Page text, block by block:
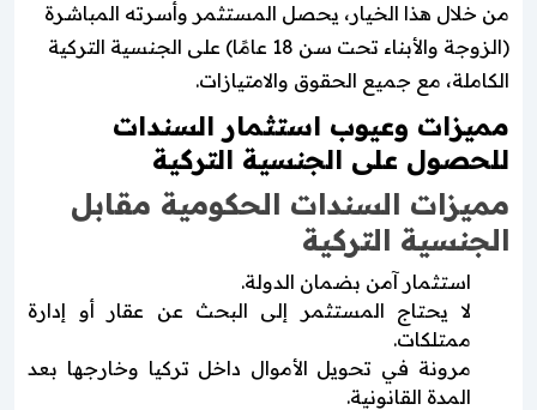
من خلال هذا الخيار، يحصل المستثمر وأسرته المباشرة
(الزوجة والأبناء تحت سن 18 عامًا) على الجنسية التركية
الكاملة، مع جميع الحقوق والامتيازات.
مميزات وعيوب استثمار السندات
للحصول على الجنسية التركية
مميزات السندات الحكومية مقابل
الجنسية التركية
استثمار آمن بضمان الدولة.
لا يحتاج المستثمر إلى البحث عن عقار أو إدارة
ممتلكات.
مرونة في تحويل الأموال داخل تركيا وخارجها بعد
المدة القانونية.